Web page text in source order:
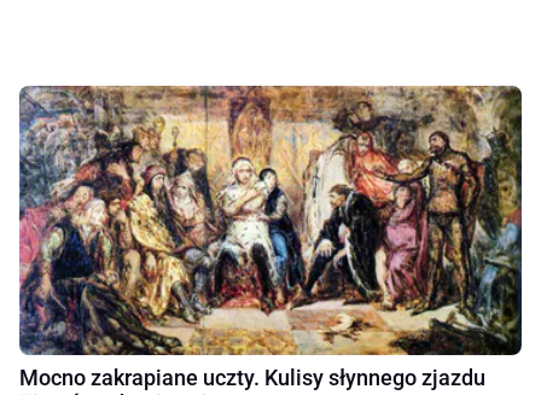
Mocno zakrapiane uczty. Kulisy słynnego zjazdu